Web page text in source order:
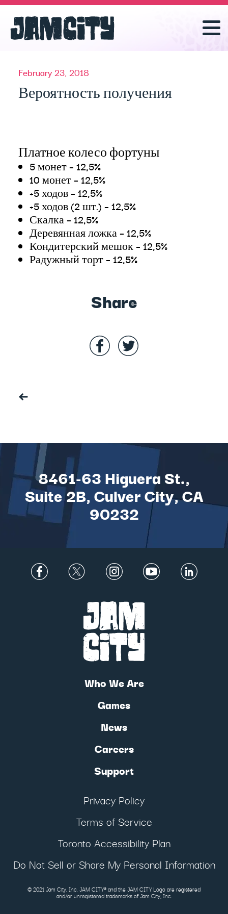
February 23, 2018
Вероятность получения
Платное колесо фортуны
5 монет – 12,5%
10 монет – 12,5%
+5 ходов – 12,5%
+5 ходов (2 шт.) – 12,5%
Скалка – 12,5%
Деревянная ложка – 12,5%
Кондитерский мешок – 12,5%
Радужный торт – 12,5%
Share
Who We Are
Games
News
Careers
Support
Privacy Policy
Terms of Service
Toronto Accessibility Plan
Do Not Sell or Share My Personal Information
© 2021 Jam City, Inc. JAM CITY® and the JAM CITY Logo are registered
and/or unregistered trademarks of Jam City, Inc.
8461-63 Higuera St.,
Suite 2B, Culver City, CA
90232